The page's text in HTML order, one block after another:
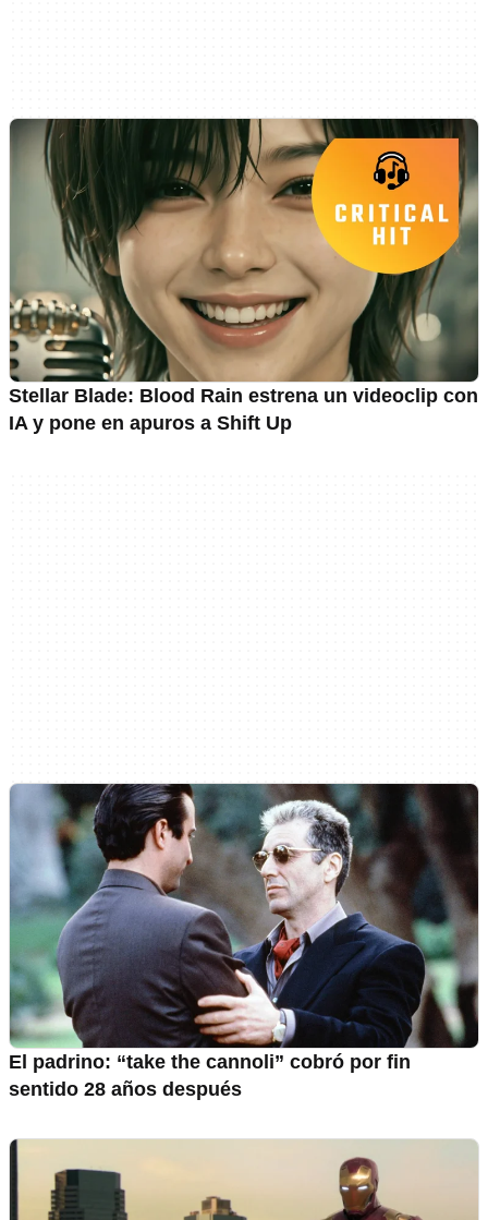
Stellar Blade: Blood Rain estrena un videoclip con
IA y pone en apuros a Shift Up
El padrino: “take the cannoli” cobró por fin
sentido 28 años después